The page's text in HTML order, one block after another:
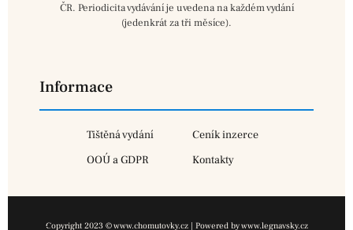
ČR. Periodicita vydávání je uvedena na každém vydání
(jedenkrát za tři měsíce).
Informace
Tištěná vydání
Ceník inzerce
OOÚ a GDPR
Kontakty
Copyright 2023 © www.chomutovky.cz | Powered by www.legnavsky.cz